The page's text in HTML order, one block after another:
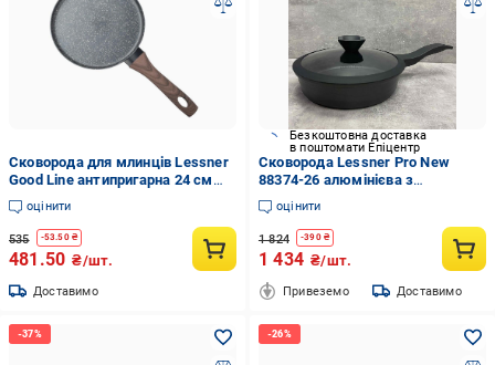
Сковорода для млинців Lessner
Good Line антипригарна 24 см
(88379-24P)
оцінити
535 -53.50₴
481.50 ₴/шт.
Доставимо
Безкоштовна доставка
в поштомати Епіцентр
Сковорода Lessner Pro New
88374-26 алюмінієва з
антипригарним покриттям 26 см
оцінити
1 824 -390₴
1 434 ₴/шт.
Привеземо Доставимо